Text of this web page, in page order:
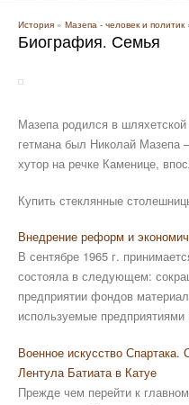
История » Мазепа - человек и политик
Биография. Семья
Мазепа родился в
гетмана был Николай Мазепа
хутор на речке Каменице,
Купить стеклянные
Внедрение реформ и
В сентябре 1965 г.
состояла в следующем:
предприятии фондов
используемые предприятиями
Военное искусство Спартака.
Лентула Батиата в Катуе
Прежде чем перейти к